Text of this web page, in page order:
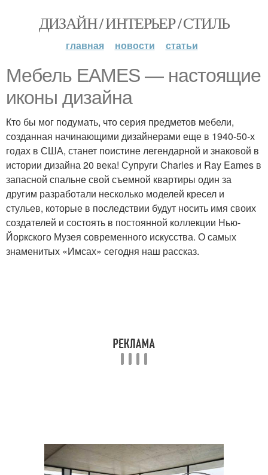
ДИЗАЙН / ИНТЕРЬЕР / СТИЛЬ
главная новости статьи
Мебель EAMES — настоящие
иконы дизайна
Кто бы мог подумать, что серия предметов мебели,
созданная начинающими дизайнерами еще в 1940-50-х
годах в США, станет поистине легендарной и знаковой в
истории дизайна 20 века! Супруги Charles и Ray Eames в
запасной спальне свой съемной квартиры один за
другим разработали несколько моделей кресел и
стульев, которые в последствии будут носить имя своих
создателей и состоять в постоянной коллекции Нью-
Йоркского Музея современного искусства. О самых
знаменитых «Имсах» сегодня наш рассказ.